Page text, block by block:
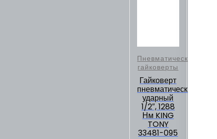
Пневматические
гайковерты
Гайковерт
пневматический
ударный
1/2″, 1288
Нм KING
TONY
33481-095